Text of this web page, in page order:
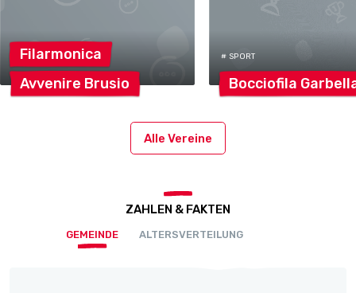
Filarmonica
Avvenire Brusio
# SPORT
Bocciofila
Alle Vereine
ZAHLEN & FAKTEN
GEMEINDE ALTERSVERTEILUNG